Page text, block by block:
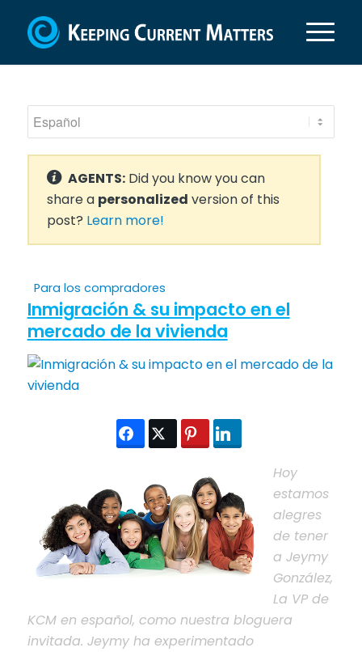
AGENTS:Did you know you can
share a personalized version of this
post? Learn more!
Para los compradores
Inmigración & su impacto en el
mercado de la vivienda
Hoy
estamos
alegres
de tener
a Jeymy
González,
La VP de
KCM en español, como nuestra bloguera
invitada. Jeymy ha experimentado